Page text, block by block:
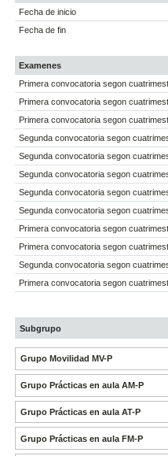
Fecha de inicio
Fecha de fin
Examenes
Primera convocatoria segon
Primera convocatoria segon
Primera convocatoria segon
Segunda convocatoria segon
Segunda convocatoria segon
Segunda convocatoria segon
Segunda convocatoria segon
Segunda convocatoria segon
Primera convocatoria segon
Primera convocatoria segon
Segunda convocatoria segon
Primera convocatoria segon
Subgrupo
Grupo Movilidad MV-P
Grupo Prácticas en aula AM-P
Grupo Prácticas en aula AT-P
Grupo Prácticas en aula FM-P